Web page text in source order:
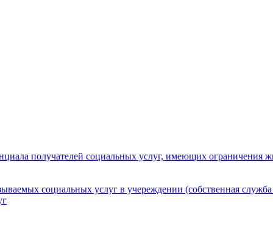
получателей социальных услуг, имеющих ограничения
социальных услуг в учереждении (собственная